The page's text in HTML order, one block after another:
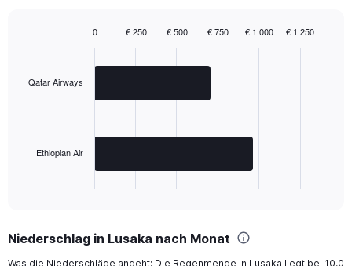
has
Range:
2
Qatar Airways
Ethiopian Air
0 € 1 000
€ 250 € 500 € 750 € 1 250
Niederschlag in Lusaka nach Monat
Was die Niederschläge angeht: Die Regenmenge in Lusaka liegt bei 10.0